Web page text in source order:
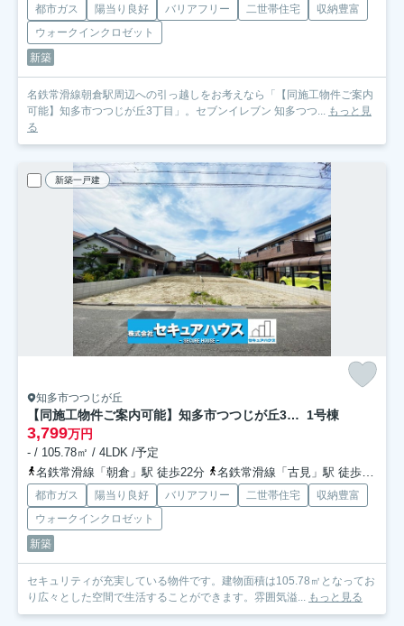
都市ガス 陽当り良好 バリアフリー 二世帯住宅
収納豊富
ウォークインクロゼット
新築
名鉄常滑線朝倉駅周辺への引っ越しをお考えなら「【同施工物件ご案内
可能】知多市つつじが丘3丁目」。セブンイレブン 知多つつ... もっと見
る
新築一戸建
知多市つつじが丘
【同施工物件ご案内可能】知多市つつじが丘3丁目 1号棟
3,799万円
- / 105.78㎡ / 4LDK /予定
名鉄常滑線「朝倉」駅 徒歩22分
名鉄常滑線「古見」駅 徒歩23分
都市ガス 陽当り良好 バリアフリー 二世帯住宅
収納豊富
ウォークインクロゼット
新築
セキュリティが充実している物件です。建物面積は105.78㎡となってお
り広々とした空間で生活することができます。雰囲気溢... もっと見る